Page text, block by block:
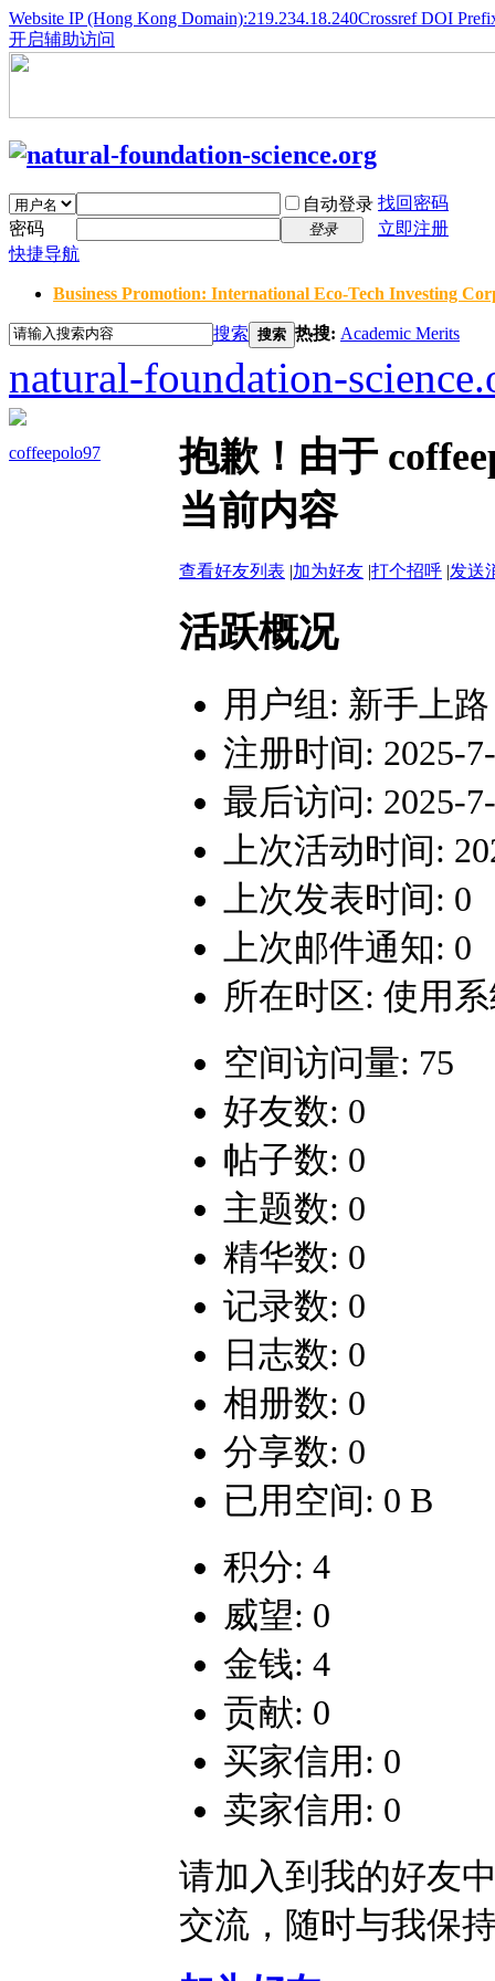
Website IP (Hong Kong Domain):219.234.18.240Crossref DOI
开启辅助访问
自动登录 找回密码
密码
登录
立即注册
快捷导航
Business Promotion: International Eco-Tech Investing
搜索 搜索 热搜: Academic Merits
natural-foundation-
coffeepolo97
抱歉！由于
当前内容
查看好友列表 |加为好友 |打个招呼 |发送
活跃概况
用户组: 新手上路
注册时间: 2025-
最后访问: 2025-
上次活动时间:
上次发表时间: 0
上次邮件通知: 0
所在时区: 使用
空间访问量: 75
好友数: 0
帖子数: 0
主题数: 0
精华数: 0
记录数: 0
日志数: 0
相册数: 0
分享数: 0
已用空间: 0 B
积分: 4
威望: 0
金钱: 4
贡献: 0
买家信用: 0
卖家信用: 0
请加入到我的好友
交流，随时与我保